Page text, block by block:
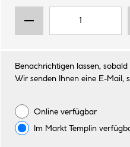
Benachrichtigen lassen,
Wir senden Ihnen eine E-Mail,
Online verfügbar
Im Markt Templin